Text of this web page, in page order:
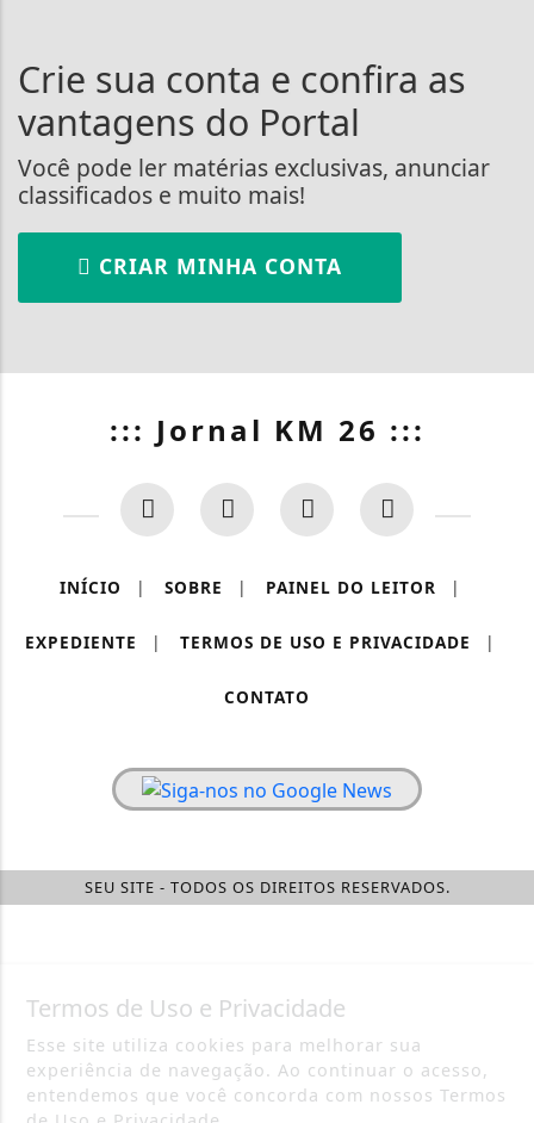
Crie sua conta e confira as
vantagens do Portal
Você pode ler matérias exclusivas, anunciar
classificados e muito mais!
CRIAR MINHA CONTA
::: Jornal KM 26 :::
INÍCIO | SOBRE | PAINEL DO LEITOR |
EXPEDIENTE | TERMOS DE USO E PRIVACIDADE |
CONTATO
SEU SITE - TODOS OS DIREITOS RESERVADOS.
Termos de Uso e Privacidade
Esse site utiliza cookies para melhorar sua
experiência de navegação. Ao continuar o acesso,
entendemos que você concorda com nossos Termos